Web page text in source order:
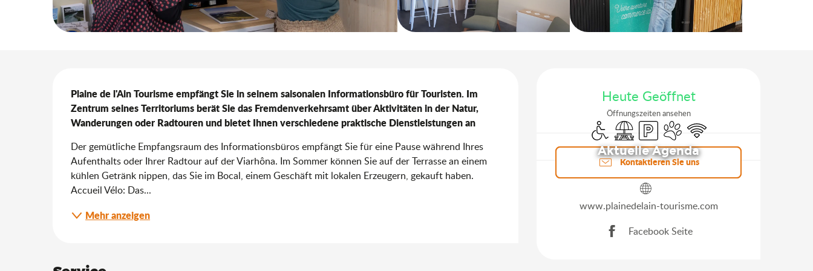
Heute Geöffnet
Öffnungszeiten ansehen
Zugang für Behinderte
Picknickplatz
ParkplatzTiere erlaubt
Wi-Fi
Aktuelle Agenda
Kontaktieren Sie uns
www.plainedelain-tourisme.com
Facebook Seite
Plaine de l'Ain Tourisme empfängt Sie in seinem saisonalen Informationsbüro für Touristen. Im
Zentrum seines Territoriums berät Sie das Fremdenverkehrsamt über Aktivitäten in der Natur,
Wanderungen oder Radtouren und bietet Ihnen verschiedene praktische Dienstleistungen an
Der gemütliche Empfangsraum des Informationsbüros empfängt Sie für eine Pause während Ihres
Aufenthalts oder Ihrer Radtour auf der Viarhôna. Im Sommer können Sie auf der Terrasse an einem
kühlen Getränk nippen, das Sie im Bocal, einem Geschäft mit lokalen Erzeugern, gekauft haben.
Accueil Vélo: Das...
Mehr anzeigen